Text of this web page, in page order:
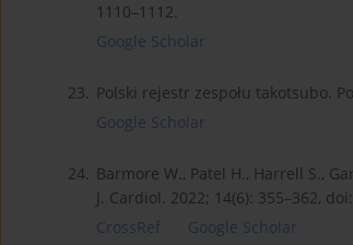
1110–1112.
Google Scholar
23. Polski rejestr zespołu takotsubo.
Google Scholar
24. Barmore W., Patel H., Harrell S.,
J. Cardiol. 2022; 14(6): 355–362,
CrossRef
Google Scholar